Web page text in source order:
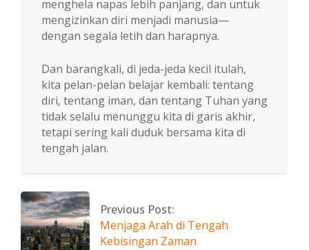
menghela napas lebih panjang, dan untuk
mengizinkan diri menjadi manusia—
dengan segala letih dan harapnya.
Dan barangkali, di jeda-jeda kecil itulah,
kita pelan-pelan belajar kembali: tentang
diri, tentang iman, dan tentang Tuhan yang
tidak selalu menunggu kita di garis akhir,
tetapi sering kali duduk bersama kita di
tengah jalan.
2026-
02
Previous Post:
Menjaga Arah di Tengah
Kebisingan Zaman